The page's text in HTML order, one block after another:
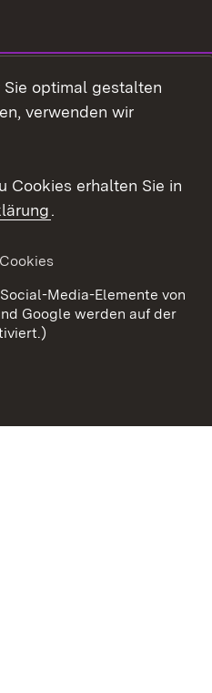
Benutzungshinweise
Cookies
Sie optimal gestalten
verwenden wir
Cookies erhalten Sie in
.
Media-Elemente von
Google werden auf der